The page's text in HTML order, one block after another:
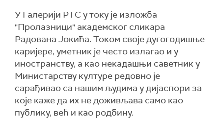
У Галерији РТС у току је изложба
"Пролазници" академског сликара
Радована Јокића. Током своје дугогодишње
каријере, уметник је често излагао и у
иностранству, а као некадашњи саветник у
Министарству културе редовно је
сарађивао са нашим људима у дијаспори за
које каже да их не доживљава само као
публику, већ и као родбину.